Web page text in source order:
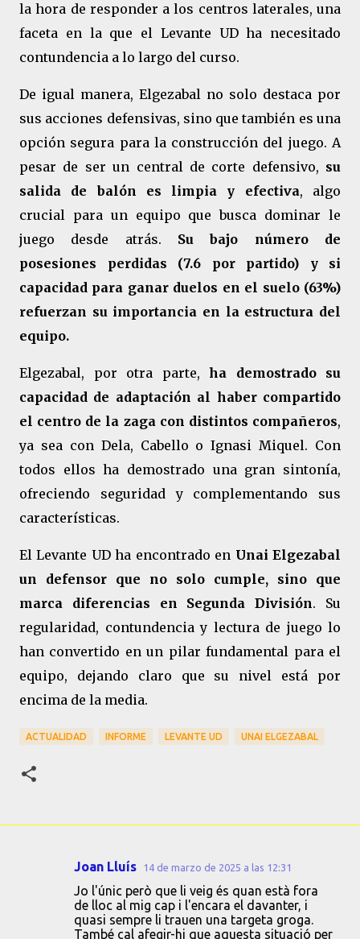
la hora de responder a los centros laterales, una
faceta en la que el Levante UD ha necesitado
contundencia a lo largo del curso.
De igual manera, Elgezabal no solo destaca por
sus acciones defensivas, sino que también es una
opción segura para la construcción del juego. A
pesar de ser un central de corte defensivo, su
salida de balón es limpia y efectiva, algo
crucial para un equipo que busca dominar le
juego desde atrás. Su bajo número de
posesiones perdidas (7.6 por partido) y si
capacidad para ganar duelos en el suelo (63%)
refuerzan su importancia en la estructura del
equipo.
Elgezabal, por otra parte, ha demostrado su
capacidad de adaptación al haber compartido
el centro de la zaga con distintos compañeros,
ya sea con Dela, Cabello o Ignasi Miquel. Con
todos ellos ha demostrado una gran sintonía,
ofreciendo seguridad y complementando sus
características.
El Levante UD ha encontrado en Unai Elgezabal
un defensor que no solo cumple, sino que
marca diferencias en Segunda División. Su
regularidad, contundencia y lectura de juego lo
han convertido en un pilar fundamental para el
equipo, dejando claro que su nivel está por
encima de la media.
ACTUALIDAD INFORME LEVANTE UD UNAI ELGEZABAL
Joan Lluís 14 de marzo de 2025 a las 12:31
Jo l'únic però que li veig és quan està fora
de lloc al mig cap i l'encara el davanter, i
quasi sempre li trauen una targeta groga.
També cal afegir-hi que aquesta situació per